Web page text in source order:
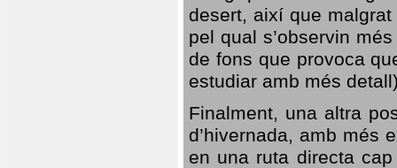
desert, així que
pel qual s’observin
de fons que provoca
estudiar amb més
Finalment, una altra
d’hivernada, amb més
en una ruta directa